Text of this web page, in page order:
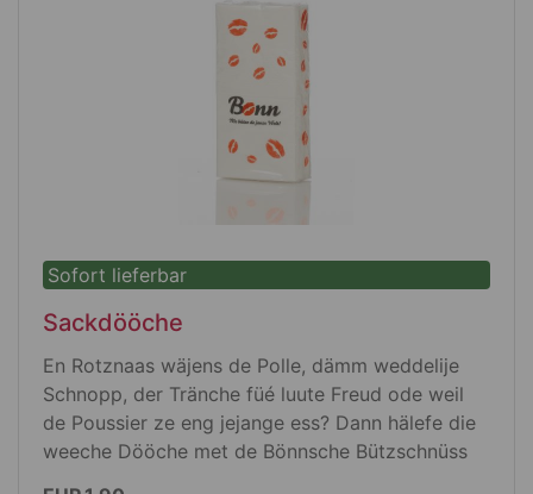
Pet Flasche jemaat
Wämme die Täsch opjefahlt hätt
ess se ohne Jriff 42x38 cm un met Jriff
ronderöm ess se met bönnsche Bützje
bedruck, die senn och op däm petitte
Sofort lieferbar
Sackdööche
En Rotznaas wäjens de Polle, dämm weddelije
Schnopp, der Tränche füé luute Freud ode weil
de Poussier ze eng jejange ess? Dann hälefe die
weeche Dööche met de Bönnsche Bützschnüss